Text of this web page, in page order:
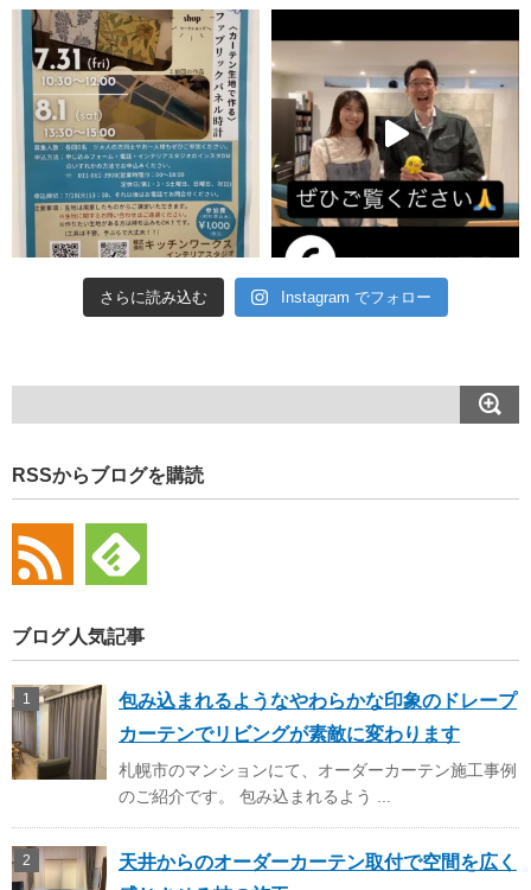
さらに読み込む Instagram でフォロー
RSSからブログを購読
ブログ人気記事
包み込まれるようなやわらかな印象のドレープ
カーテンでリビングが素敵に変わります
札幌市のマンションにて、オーダーカーテン施工事例
のご紹介です。 包み込まれるよう ...
天井からのオーダーカーテン取付で空間を広く